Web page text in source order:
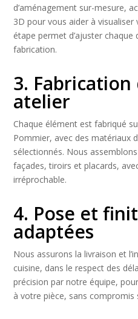
d’aménagement sur-mesure,
3D pour vous aider à
étape permet d’ajuster
fabrication.
3.
atelier
Chaque élément est fabriqué
Pommier, avec des matériaux
sélectionnés. Nous
façades, tiroirs et placards,
irréprochable.
4. Pose et
adaptées
Nous assurons la livraison et
cuisine, dans le respect des
précision par notre équipe,
à votre pièce, sans compromis